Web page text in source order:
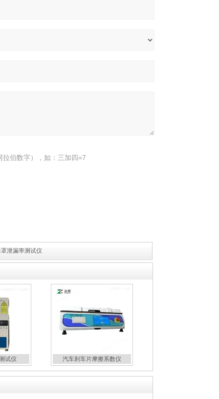
伯数字），如：三加四=7
罩泄漏率测试仪
试仪 汽车刹车片摩擦系数仪